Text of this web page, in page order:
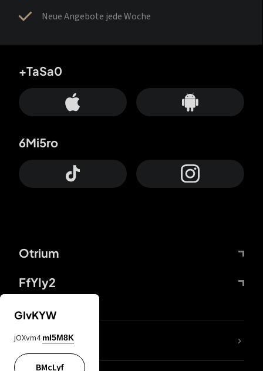
Neue Angebote jede Woche
Otrium
FfYIy2
+TaSa0
6Mi5ro
DDcvSo
GIvKYW
jOXvm4 mI5M8K
BMcLyf